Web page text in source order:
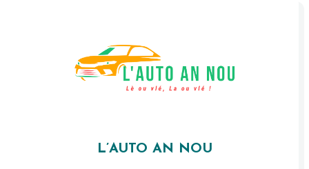
L’AUTO AN NOU